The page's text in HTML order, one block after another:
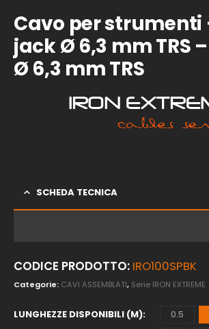
Cavo per strumenti
jack Ø 6,3 mm TRS
Ø 6,3 mm TRS
SCHEDA TECNICA
CODICE PRODOTTO: IRO100SPBK
Categorie: CAVI ASSEMBLATI, Serie IRON EXTREME
LUNGHEZZE DISPONIBILI (M) 0.5